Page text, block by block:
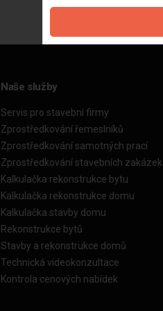
Naše služby
Servis pro stavební firmy
Zprostředkování řemeslníků
Zprostředkování samotných prací
Zprostředkování stavebních zakázek
Kalkulačka rekonstrukce bytu
Kalkulačka rekonstrukce domu
Kalkulačka stavby domu
Rekonstrukce bytů
Stavby a rekonstrukce domů
Technická videokonzultace
Kontrola cenových nabídek